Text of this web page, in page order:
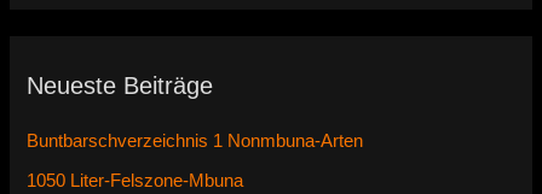
Neueste Beiträge
Buntbarschverzeichnis 1 Nonmbuna-Arten
1050 Liter-Felszone-Mbuna